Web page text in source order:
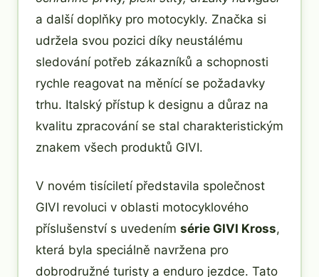
a další doplňky pro motocykly. Značka si
udržela svou pozici díky neustálému
sledování potřeb zákazníků a schopnosti
rychle reagovat na měnící se požadavky
trhu. Italský přístup k designu a důraz na
kvalitu zpracování se stal charakteristickým
znakem všech produktů GIVI.
V novém tisíciletí představila společnost
GIVI revoluci v oblasti motocyklového
příslušenství s uvedením série GIVI Kross,
která byla speciálně navržena pro
dobrodružné turisty a enduro jezdce. Tato